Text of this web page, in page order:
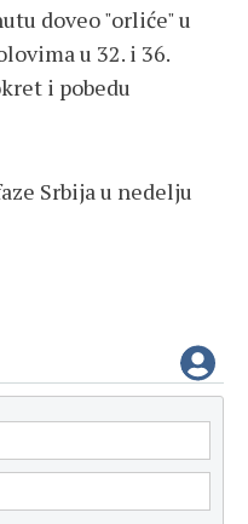
doveo "orliće" u
u 32. i 36.
i pobedu
Srbija u nedelju